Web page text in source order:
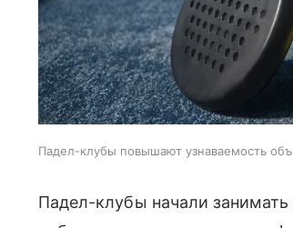
Падел-клубы повышают узнаваемость
Падел-клубы начали